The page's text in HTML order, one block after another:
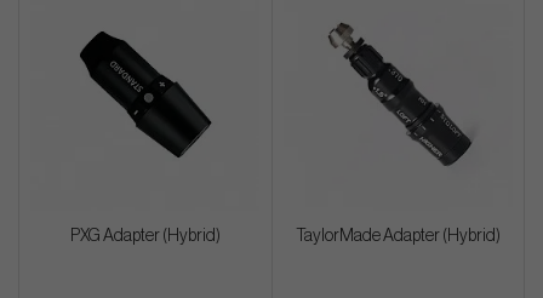
PXG Adapter (Hybrid) TaylorMade Adapter (Hybrid)